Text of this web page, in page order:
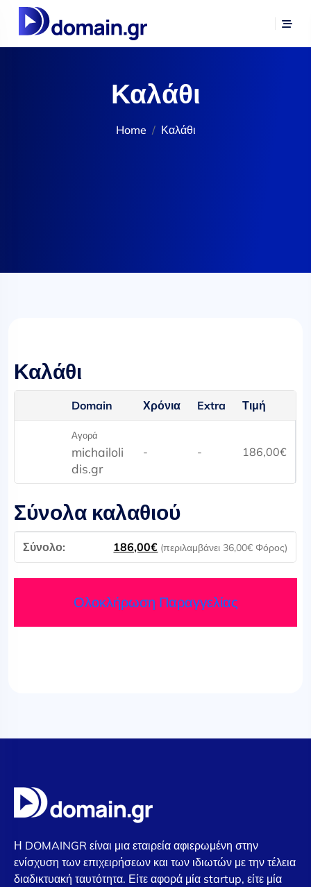
Καλάθι
Home Καλάθι
Καλάθι
Domain Χρόνια Extra Τιμή
Αγορά
michailoli
dis.gr
- - 186,00€
Σύνολα καλαθιού
186,00€ (περιλαμβάνει 36,00€ Φόρος)
Ολοκλήρωση Παραγγελίας
Η DOMAINGR είναι μια εταιρεία αφιερωμένη στην
ενίσχυση των επιχειρήσεων και των ιδιωτών με την τέλεια
διαδικτυακή ταυτότητα. Είτε αφορά μία startup, είτε μία